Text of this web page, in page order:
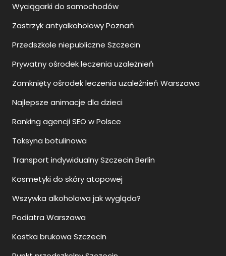
Wyciągarki do samochodów
Zastrzyk antyalkoholowy Poznań
Przedszkole niepubliczne Szczecin
Prywatny ośrodek leczenia uzależnień
Zamknięty ośrodek leczenia uzależnień Warszawa
Najlepsze animacje dla dzieci
Ranking agencji SEO w Polsce
Toksyna botulinowa
Transport indywidualny Szczecin Berlin
Kosmetyki do skóry atopowej
Wszywka alkoholowa jak wygląda?
Podiatra Warszawa
Kostka brukowa Szczecin